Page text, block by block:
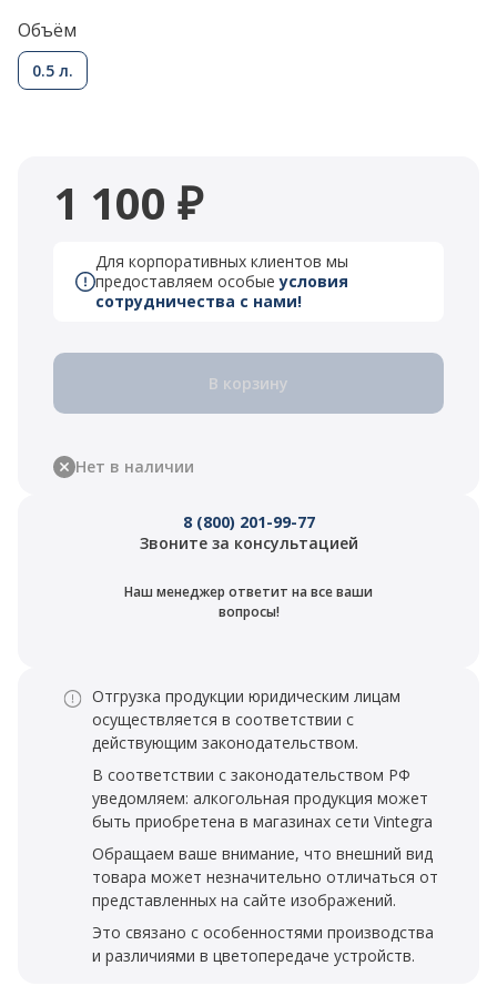
Объём
0.5 л.
1 100 ₽
Для корпоративных клиентов мы
предоставляем особыеусловия
сотрудничества с нами!
В корзину
Нет в наличии
8 (800) 201-99-77
Звоните за консультацией
Наш менеджер ответит на все ваши
вопросы!
Отгрузка продукции юридическим лицам
осуществляется в соответствии с
действующим законодательством.
В соответствии с законодательством РФ
уведомляем: алкогольная продукция может
быть приобретена в магазинах сети Vintegra
Обращаем ваше внимание, что внешний вид
товара может незначительно отличаться от
представленных на сайте изображений.
Это связано с особенностями производства
и различиями в цветопередаче устройств.